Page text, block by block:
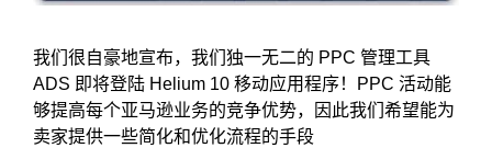
我们很自豪地宣布，我们独一无二的 PPC 管理工具
ADS 即将登陆 Helium 10 移动应用程序！PPC 活动能
够提高每个亚马逊业务的竞争优势，因此我们希望能为
卖家提供一些简化和优化流程的手段